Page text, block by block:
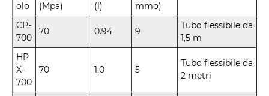
olo
(Mpa)
(l)
mmo)
CP-
700
70 0.94 9
Tubo flessibile da
1,5 m
HP
X-
700
70 1.0 5
Tubo flessibile da
2 metri